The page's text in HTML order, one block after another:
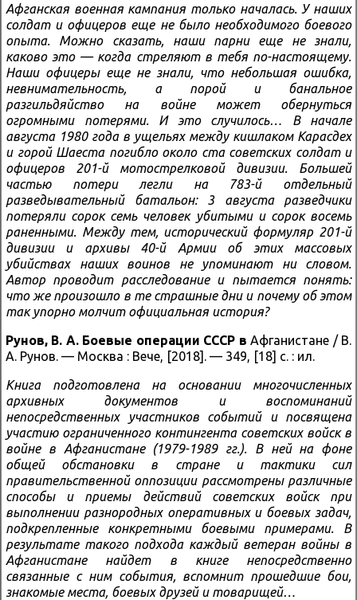
Афганская военная кампания только началась. У наших
солдат и офицеров еще не было необходимого боевого
опыта. Можно сказать, наши парни еще не знали,
каково это — когда стреляют в тебя по-настоящему.
Наши офицеры еще не знали, что небольшая ошибка,
невнимательность, а порой и банальное
разгильдяйство на войне может обернуться
огромными потерями. И это случилось… В начале
августа 1980 года в ущельях между кишлаком Карасдех
и горой Шаеста погибло около ста советских солдат и
офицеров 201-й мотострелковой дивизии. Большей
частью потери легли на 783-й отдельный
разведывательный батальон: 3 августа разведчики
потеряли сорок семь человек убитыми и сорок восемь
раненными. Между тем, исторический формуляр 201-й
дивизии и архивы 40-й Армии об этих массовых
убийствах наших воинов не упоминают ни словом.
Автор проводит расследование и пытается понять:
что же произошло в те страшные дни и почему об этом
так упорно молчит официальная история?
Рунов, В. А.Боевые операции СССР в Афганистане / В.
А. Рунов. — Москва : Вече, [2018]. — 349, [18] с. : ил.
Книга подготовлена на основании многочисленных
архивных документов и воспоминаний
непосредственных участников событий и посвящена
участию ограниченного контингента советских войск в
войне в Афганистане (1979-1989 гг.). В ней на фоне
общей обстановки в стране и тактики сил
правительственной оппозиции рассмотрены различные
способы и приемы действий советских войск при
выполнении разнородных оперативных и боевых задач,
подкрепленные конкретными боевыми примерами. В
результате такого подхода каждый ветеран войны в
Афганистане найдет в книге непосредственно
связанные с ним события, вспомнит прошедшие бои,
знакомые места, боевых друзей и товарищей…